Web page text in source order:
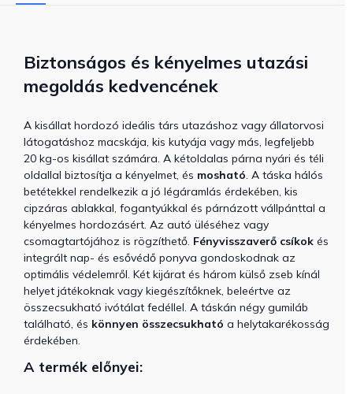
Biztonságos és kényelmes utazási
megoldás kedvencének
A kisállat hordozó ideális társ utazáshoz vagy állatorvosi
látogatáshoz macskája, kis kutyája vagy más, legfeljebb
20 kg-os kisállat számára. A kétoldalas párna nyári és téli
oldallal biztosítja a kényelmet, és mosható. A táska hálós
betétekkel rendelkezik a jó légáramlás érdekében, kis
cipzáras ablakkal, fogantyúkkal és párnázott vállpánttal a
kényelmes hordozásért. Az autó üléséhez vagy
csomagtartójához is rögzíthető. Fényvisszaverő csíkok és
integrált nap- és esővédő ponyva gondoskodnak az
optimális védelemről. Két kijárat és három külső zseb kínál
helyet játékoknak vagy kiegészítőknek, beleértve az
összecsukható ivótálat fedéllel. A táskán négy gumiláb
található, és könnyen összecsukható a helytakarékosság
érdekében.
A termék előnyei: